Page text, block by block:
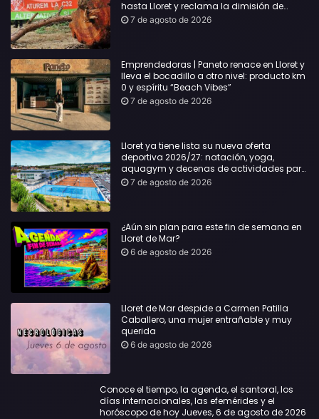
hasta Lloret y reclama la dimisión de
Sílvia Paneque
7 de agosto de 2026
Emprendedoras | Paneto renace en Lloret y
lleva el bocadillo a otro nivel: producto km
0 y espíritu “Beach Vibes”
7 de agosto de 2026
Lloret ya tiene lista su nueva oferta
deportiva 2026/27: natación, yoga,
aquagym y decenas de actividades para
todas las edades
7 de agosto de 2026
¿Aún sin plan para este fin de semana en
Lloret de Mar?
6 de agosto de 2026
Lloret de Mar despide a Carmen Patilla
Caballero, una mujer entrañable y muy
querida
6 de agosto de 2026
Conoce el tiempo, la agenda, el santoral, los
días internacionales, las efemérides y el
horóscopo de hoy Jueves, 6 de agosto de 2026